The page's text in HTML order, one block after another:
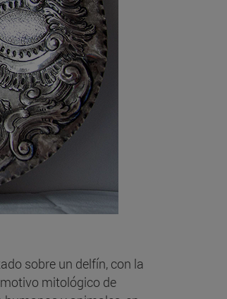
sobre un delfín, con la
mitológico de